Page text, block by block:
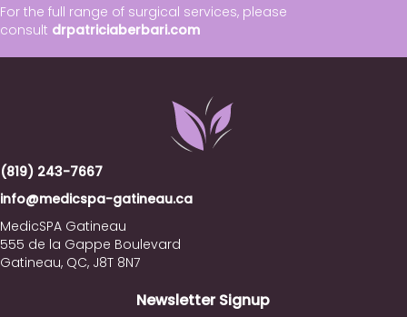
For the full range of surgical services, please
consult drpatriciaberbari.com
(819) 243-7667
info@medicspa-gatineau.ca
MedicSPA Gatineau
555 de la Gappe Boulevard
Gatineau, QC, J8T 8N7
Newsletter Signup